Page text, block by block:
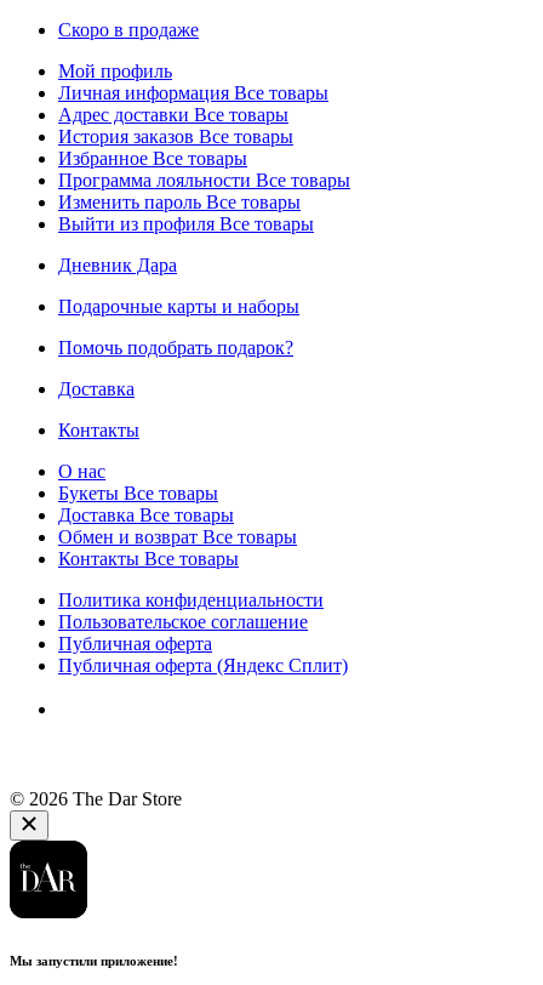
Скоро в продаже
Мой профиль
Личная информация Все товары
Адрес доставки Все товары
История заказов Все товары
Избранное Все товары
Программа лояльности Все товары
Изменить пароль Все товары
Выйти из профиля Все товары
Дневник Дара
Подарочные карты и наборы
Помочь подобрать подарок?
Доставка
Контакты
О нас
Букеты Все товары
Доставка Все товары
Обмен и возврат Все товары
Контакты Все товары
Политика конфиденциальности
Пользовательское соглашение
Публичная оферта
Публичная оферта (Яндекс Сплит)
© 2026 The Dar Store
Мы запустили приложение!